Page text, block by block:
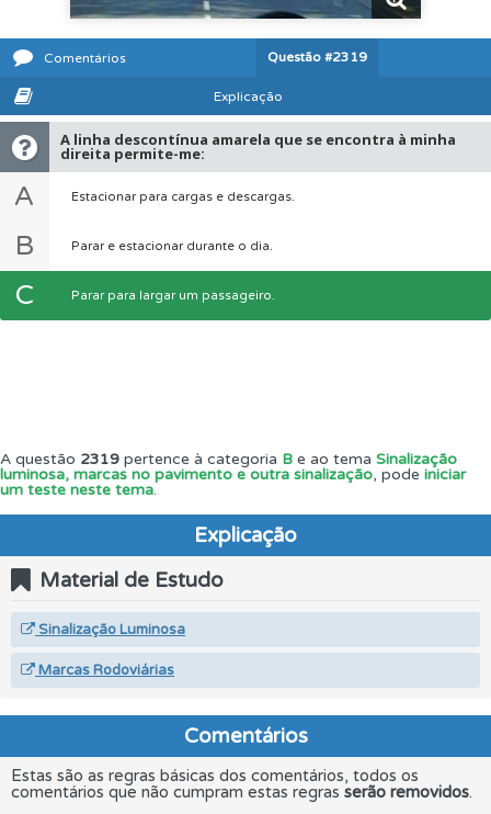
Comentários Questão #2319
Explicação
A linha descontínua amarela que se encontra à minha
direita permite-me:
A Estacionar para cargas e descargas.
B Parar e estacionar durante o dia.
C Parar para largar um passageiro.
A questão 2319 pertence à categoria B e ao tema Sinalização
luminosa, marcas no pavimento e outra sinalização, pode iniciar
um teste neste tema.
Explicação
Material de Estudo
Sinalização Luminosa
Marcas Rodoviárias
Comentários
Estas são as regras básicas dos comentários, todos os
comentários que não cumpram estas regras serão removidos.